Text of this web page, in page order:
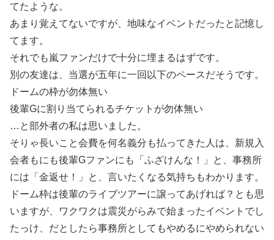
てたような。
あまり覚えてないですが、地味なイベントだったと記憶し
てます。
それでも嵐ファンだけで十分に埋まるはずです。
別の友達は、当選が五年に一回以下のペースだそうです。
ドームの枠が勿体無い
後輩Gに割り当てられるチケットが勿体無い
…と部外者の私は思いました。
そりゃ長いこと会費を何名義分も払ってきた人は、新規入
会者もにも後輩Gファンにも「ふざけんな！」と、事務所
には「金返せ！」と、言いたくなる気持ちもわかります。
ドーム枠は後輩のライブツアーに譲ってあげれば？とも思
いますが、ワクワクは震災がらみで始まったイベントでし
たっけ、だとしたら事務所としてもやめるにやめられない